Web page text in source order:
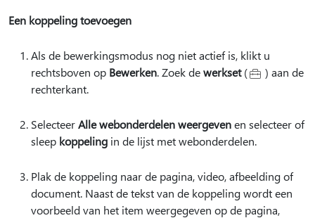
Een koppeling toevoegen
Als de bewerkingsmodus nog niet actief is, klikt u
rechtsboven op Bewerken. Zoek dewerkset(
) aan de
rechterkant.
SelecteerAlle webonderdelen weergevenen selecteer of
sleep koppeling in de lijst met webonderdelen.
Plak de koppeling naar de pagina, video, afbeelding of
document. Naast de tekst van de koppeling wordt een
voorbeeld van het item weergegeven op de pagina,